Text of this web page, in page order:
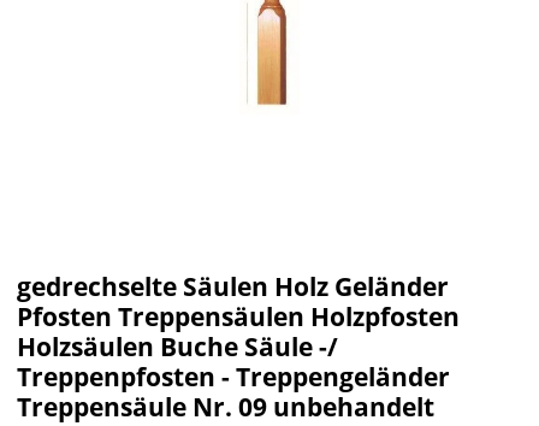
gedrechselte Säulen Holz Geländer
Pfosten Treppensäulen Holzpfosten
Holzsäulen Buche Säule -/
Treppenpfosten - Treppengeländer
Treppensäule Nr. 09 unbehandelt